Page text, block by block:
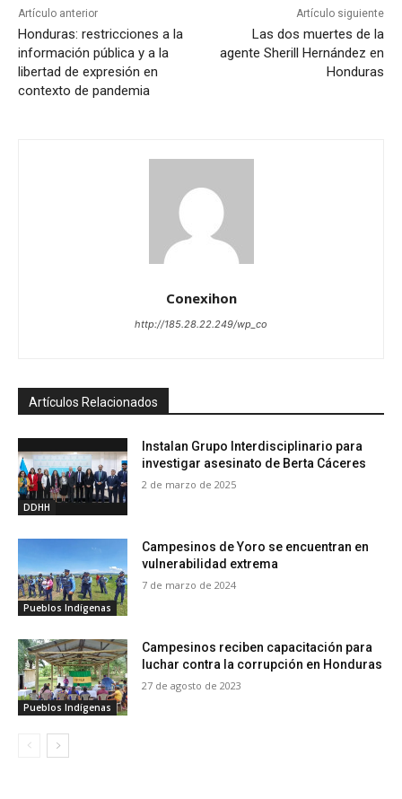
Artículo anterior
Honduras: restricciones a la
información pública y a la
libertad de expresión en
contexto de pandemia
Artículo siguiente
Las dos muertes de la
agente Sherill Hernández en
Honduras
Conexihon
http://185.28.22.249/wp_co
Artículos Relacionados
DDHH
Instalan Grupo Interdisciplinario para
investigar asesinato de Berta Cáceres
2 de marzo de 2025
Pueblos Indígenas
Campesinos de Yoro se encuentran en
vulnerabilidad extrema
7 de marzo de 2024
Pueblos Indígenas
Campesinos reciben capacitación para
luchar contra la corrupción en Honduras
27 de agosto de 2023